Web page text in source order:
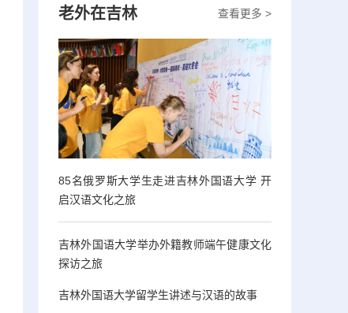
查看更多 >
老外在吉林
85名俄罗斯大学生走进吉林外国语大学 开
启汉语文化之旅
吉林外国语大学举办外籍教师端午健康文化
探访之旅
吉林外国语大学留学生讲述与汉语的故事